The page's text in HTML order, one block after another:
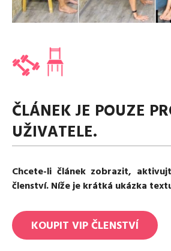
ČLÁNEK JE POUZE
UŽIVATELE.
Chcete-li článek zobrazit,
členství. Níže je krátká ukázka
KOUPIT VIP ČLENSTVÍ